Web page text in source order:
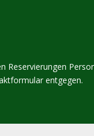
Reservierungen
entgegen.